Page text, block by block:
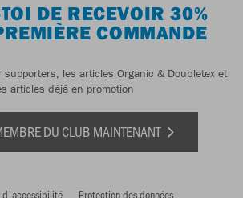
DE RECEVOIR 30%
COMMANDE
les articles Organic & Doubletex et
articles déjà en promotion
DU CLUB MAINTENANT
d'accessibilité Protection des données